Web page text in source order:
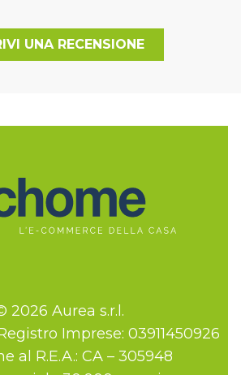
UNA RECENSIONE
2026 Aurea s.r.l.
Imprese: 03911450926
al R.E.A.: CA – 305948